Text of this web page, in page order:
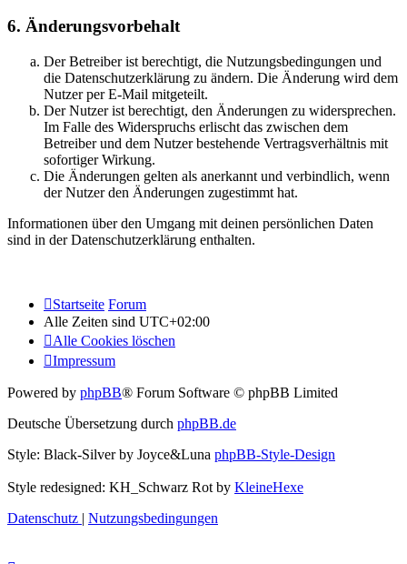
6. Änderungsvorbehalt
Der Betreiber ist berechtigt, die Nutzungsbedingungen und
die Datenschutzerklärung zu ändern. Die Änderung wird dem
Nutzer per E-Mail mitgeteilt.
Der Nutzer ist berechtigt, den Änderungen zu widersprechen.
Im Falle des Widerspruchs erlischt das zwischen dem
Betreiber und dem Nutzer bestehende Vertragsverhältnis mit
sofortiger Wirkung.
Die Änderungen gelten als anerkannt und verbindlich, wenn
der Nutzer den Änderungen zugestimmt hat.
Informationen über den Umgang mit deinen persönlichen Daten
sind in der Datenschutzerklärung enthalten.
Startseite Forum
Alle Zeiten sind UTC+02:00
Alle Cookies löschen
Impressum
Powered by phpBB® Forum Software © phpBB Limited
Deutsche Übersetzung durch phpBB.de
Style: Black-Silver by Joyce&Luna phpBB-Style-Design
Style redesigned: KH_Schwarz Rot by KleineHexe
Datenschutz | Nutzungsbedingungen